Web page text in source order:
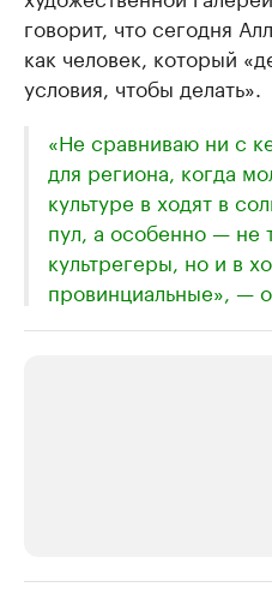
говорит, что сегодня
как человек, который
условия, чтобы делать».
«Не сравниваю ни с
для региона, когда
культуре в ходят в
пул, а особенно — не
культрегеры, но и в
провинциальные», —